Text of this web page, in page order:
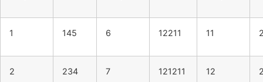
1 145 6 12211 11
2 234 7 121211 12